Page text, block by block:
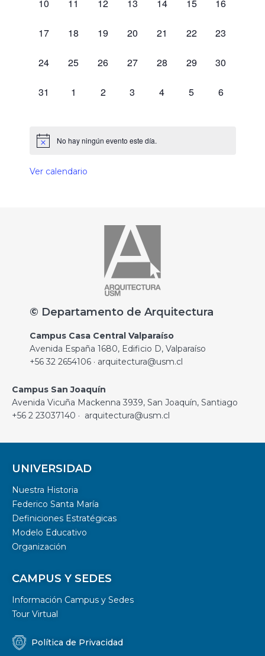
0 eventos,
10 0 eventos,
11 0 eventos,
12 0 eventos,
13 0 eventos,
14 0 eventos,
15 0 eventos,
16
0 eventos,
17 0 eventos,
18 0 eventos,
19 0 eventos,
20 0 eventos,
21 0 eventos,
22 0 eventos,
23
0 eventos,
24 0 eventos,
25 0 eventos,
26 0 eventos,
27 0 eventos,
28 0 eventos,
29 0 eventos,
30
0 eventos,
31 0 eventos,
1 0 eventos,
2 0 eventos,
3 0 eventos,
4 0 eventos,
5 0 eventos,
6
No hay ningún evento este día.
Ver calendario
© Departamento de Arquitectura
Campus Casa Central Valparaíso
Avenida España 1680, Edificio D, Valparaíso
+56 32 2654106 · arquitectura@usm.cl
Campus San Joaquín
Avenida Vicuña Mackenna 3939, San Joaquín, Santiago
+56 2 23037140 · arquitectura@usm.cl
UNIVERSIDAD
Nuestra Historia
Federico Santa María
Definiciones Estratégicas
Modelo Educativo
Organización
CAMPUS Y SEDES
Información Campus y Sedes
Tour Virtual
Política de Privacidad